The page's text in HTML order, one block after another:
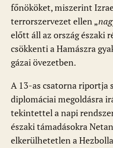
főnököket, miszerint
terrorszervezet ellen „
előtt áll az ország északi
csökkenti a Hamászra
gázai övezetben.
A 13-as csatorna riportja
diplomáciai megoldásra
tekintettel a napi
északi támadásokra
elkerülhetetlen a